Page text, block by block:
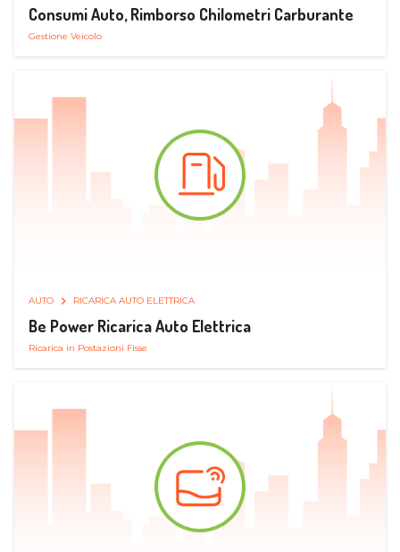
Consumi Auto, Rimborso Chilometri Carburante
Gestione Veicolo
AUTO RICARICA AUTO ELETTRICA
Be Power Ricarica Auto Elettrica
Ricarica in Postazioni Fisse